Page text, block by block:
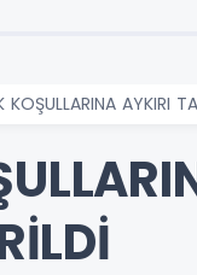
KOŞULLARINA AYKIRI